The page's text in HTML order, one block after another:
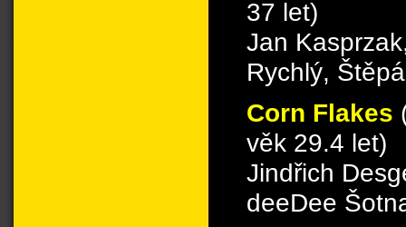
37 let)
Jan
Rychlý,
Corn Flakes
věk 29.4 let)
Jindřich
deeDee